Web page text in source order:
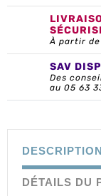
À partir
SAV
Des
au 05 63
DESCRIPTION
DÉTAILS DU